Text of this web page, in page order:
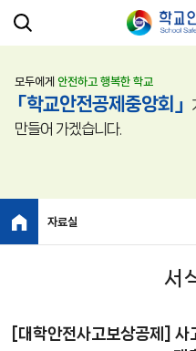
모두에게 안전하고 행복한 학교
「학교안전공제중앙회」
만들어 가겠습니다.
자료실
서
[대학안전사고보상공제]